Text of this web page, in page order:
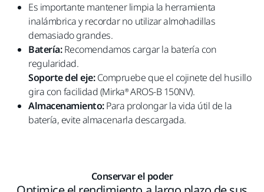
Es importante mantener limpia la herramienta
inalámbrica y recordar no utilizar almohadillas
demasiado grandes.
Batería:Recomendamos cargar la batería con
regularidad.
Soporte del eje:Compruebe que el cojinete del husillo
gira con facilidad (Mirka® AROS-B 150NV).
Almacenamiento:Para prolongar la vida útil de la
batería, evite almacenarla descargada.
Conservar el poder